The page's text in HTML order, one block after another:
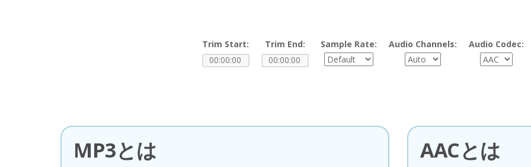
Trim Start: Trim End: Sample Rate: Audio Channels:
Audio Codec:
MP3とは AACとは